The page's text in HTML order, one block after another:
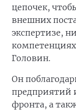
цепочек,
внешних
экспертизе,
Головин.
Он
предприятий
фронта, а